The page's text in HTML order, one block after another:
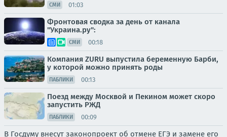
СМИ 01:03
Фронтовая сводка за день от канала
"Украина.ру":
СМИ 00:18
Компания ZURU выпустила беременную Барби,
у которой можно принять роды
ПАБЛИКИ 00:13
Поезд между Москвой и Пекином может скоро
запустить РЖД
ПАБЛИКИ 00:09
В Госдуму внесут законопроект об отмене ЕГЭ и замене его